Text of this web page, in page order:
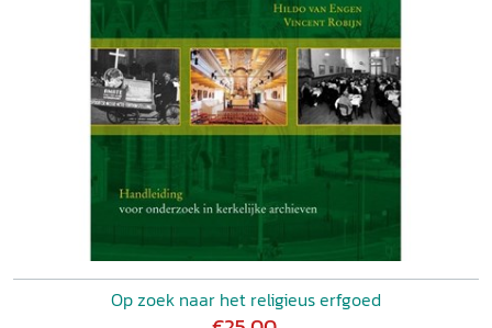
Op zoek naar het religieus erfgoed